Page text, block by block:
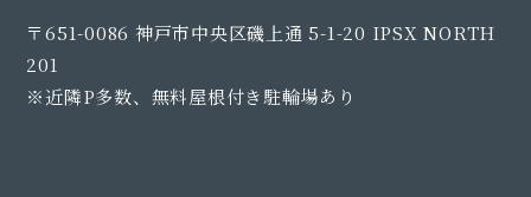
〒651-0086 神戸市中央区磯上通 5-1-20 IPSX NORTH
201
※近隣P多数、無料屋根付き駐輪場あり